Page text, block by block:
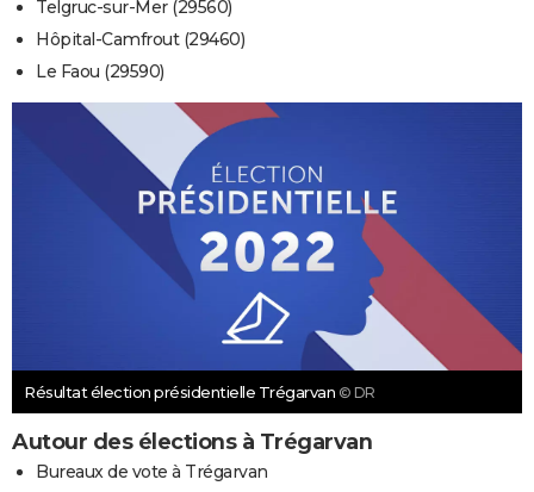
Telgruc-sur-Mer (29560)
Hôpital-Camfrout (29460)
Le Faou (29590)
Résultat élection présidentielle Trégarvan © DR
Autour des élections à Trégarvan
Bureaux de vote à Trégarvan